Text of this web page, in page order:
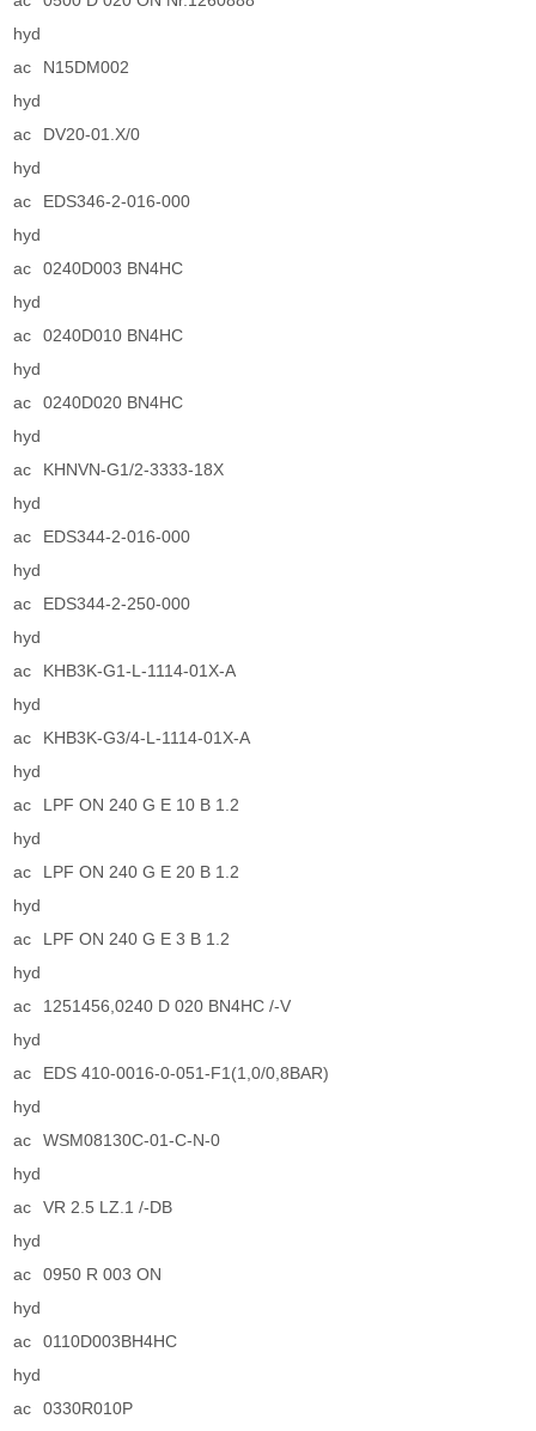
hyd
ac
N15DM002
hyd
ac
DV20-01.X/0
hyd
ac
EDS346-2-016-000
hyd
ac
0240D003 BN4HC
hyd
ac
0240D010 BN4HC
hyd
ac
0240D020 BN4HC
hyd
ac
KHNVN-G1/2-3333-18X
hyd
ac
EDS344-2-016-000
hyd
ac
EDS344-2-250-000
hyd
ac
KHB3K-G1-L-1114-01X-A
hyd
ac
KHB3K-G3/4-L-1114-01X-A
hyd
ac
LPF ON 240 G E 10 B 1.2
hyd
ac
LPF ON 240 G E 20 B 1.2
hyd
ac
LPF ON 240 G E 3 B 1.2
hyd
ac
1251456,0240 D 020 BN4HC /-V
hyd
ac
EDS 410-0016-0-051-F1(1,0/0,8BAR)
hyd
ac
WSM08130C-01-C-N-0
hyd
ac
VR 2.5 LZ.1 /-DB
hyd
ac
0950 R 003 ON
hyd
ac
0110D003BH4HC
hyd
ac
0330R010P